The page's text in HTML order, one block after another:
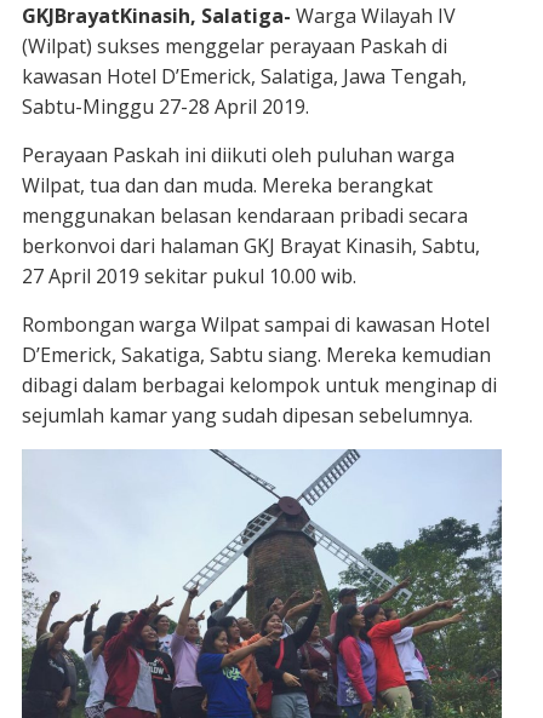
GKJBrayatKinasih, Salatiga- Warga Wilayah IV
(Wilpat) sukses menggelar perayaan Paskah di
kawasan Hotel D’Emerick, Salatiga, Jawa Tengah,
Sabtu-Minggu 27-28 April 2019.
Perayaan Paskah ini diikuti oleh puluhan warga
Wilpat, tua dan dan muda. Mereka berangkat
menggunakan belasan kendaraan pribadi secara
berkonvoi dari halaman GKJ Brayat Kinasih, Sabtu,
27 April 2019 sekitar pukul 10.00 wib.
Rombongan warga Wilpat sampai di kawasan Hotel
D’Emerick, Sakatiga, Sabtu siang. Mereka kemudian
dibagi dalam berbagai kelompok untuk menginap di
sejumlah kamar yang sudah dipesan sebelumnya.